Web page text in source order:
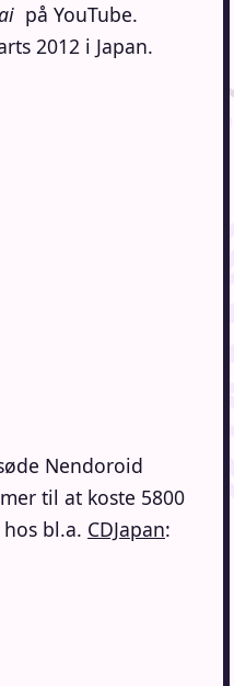
på YouTube.
2012 i Japan.
Nendoroid
til at koste 5800
bl.a. CDJapan: